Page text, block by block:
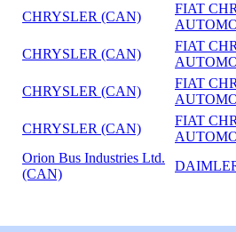
CHRYSLER (CAN)
FIAT
CHRYSLER (CAN)
FIAT
CHRYSLER (CAN)
FIAT
CHRYSLER (CAN)
FIAT
Orion Bus Industries Ltd.
(CAN)